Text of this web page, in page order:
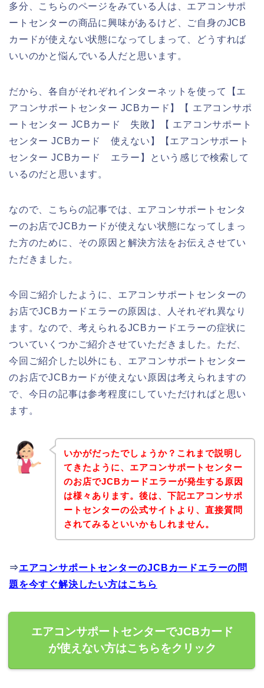
多分、こちらのページをみている人は、エアコンサポ
ートセンターの商品に興味があるけど、ご自身のJCB
カードが使えない状態になってしまって、どうすれば
いいのかと悩んでいる人だと思います。
だから、各自がそれぞれインターネットを使って【エ
アコンサポートセンター JCBカード】【 エアコンサポ
ートセンター JCBカード 失敗】【 エアコンサポート
センター JCBカード 使えない】【エアコンサポート
センター JCBカード エラー】という感じで検索して
いるのだと思います。
なので、こちらの記事では、エアコンサポートセンタ
ーのお店でJCBカードが使えない状態になってしまっ
た方のために、その原因と解決方法をお伝えさせてい
ただきました。
今回ご紹介したように、エアコンサポートセンターの
お店でJCBカードエラーの原因は、人それぞれ異なり
ます。なので、考えられるJCBカードエラーの症状に
ついていくつかご紹介させていただきました。ただ、
今回ご紹介した以外にも、エアコンサポートセンター
のお店でJCBカードが使えない原因は考えられますの
で、今日の記事は参考程度にしていただければと思い
ます。
いかがだったでしょうか？これまで説明し
てきたように、エアコンサポートセンター
のお店でJCBカードエラーが発生する原因
は様々あります。後は、下記エアコンサポ
ートセンターの公式サイトより、直接質問
されてみるといいかもしれません。
⇒エアコンサポートセンターのJCBカードエラーの問
題を今すぐ解決したい方はこちら
エアコンサポートセンターでJCBカード
が使えない方はこちらをクリック